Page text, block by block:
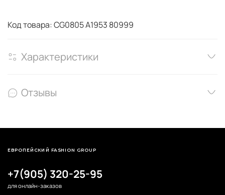
Код товара: CG0805 A1953 80999
Характеристики
Отзывы
+7(905) 320-25-95
для онлайн-заказов
ЕВРОПЕЙСКИЙ FASHION GROUP